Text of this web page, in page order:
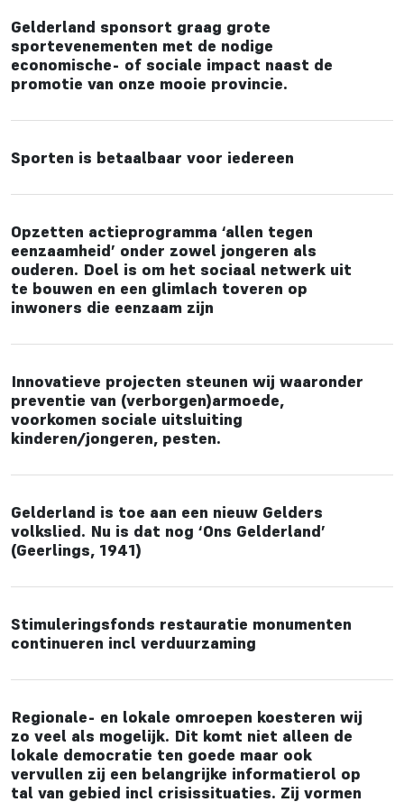
Gelderland sponsort graag grote
sportevenementen met de nodige
economische- of sociale impact naast de
promotie van onze mooie provincie.
Sporten is betaalbaar voor iedereen
Opzetten actieprogramma ‘allen tegen
eenzaamheid’ onder zowel jongeren als
ouderen. Doel is om het sociaal netwerk uit
te bouwen en een glimlach toveren op
inwoners die eenzaam zijn
Innovatieve projecten steunen wij waaronder
preventie van (verborgen)armoede,
voorkomen sociale uitsluiting
kinderen/jongeren, pesten.
Gelderland is toe aan een nieuw Gelders
volkslied. Nu is dat nog ‘Ons Gelderland’
(Geerlings, 1941)
Stimuleringsfonds restauratie monumenten
continueren incl verduurzaming
Regionale- en lokale omroepen koesteren wij
zo veel als mogelijk. Dit komt niet alleen de
lokale democratie ten goede maar ook
vervullen zij een belangrijke informatierol op
tal van gebied incl crisissituaties. Zij vormen